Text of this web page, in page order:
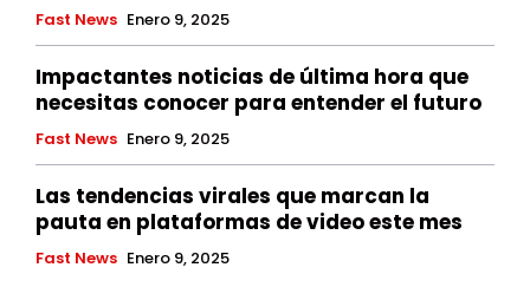
Fast News Enero 9, 2025
Impactantes noticias de última hora que
necesitas conocer para entender el futuro
Fast News Enero 9, 2025
Las tendencias virales que marcan la
pauta en plataformas de video este mes
Fast News Enero 9, 2025